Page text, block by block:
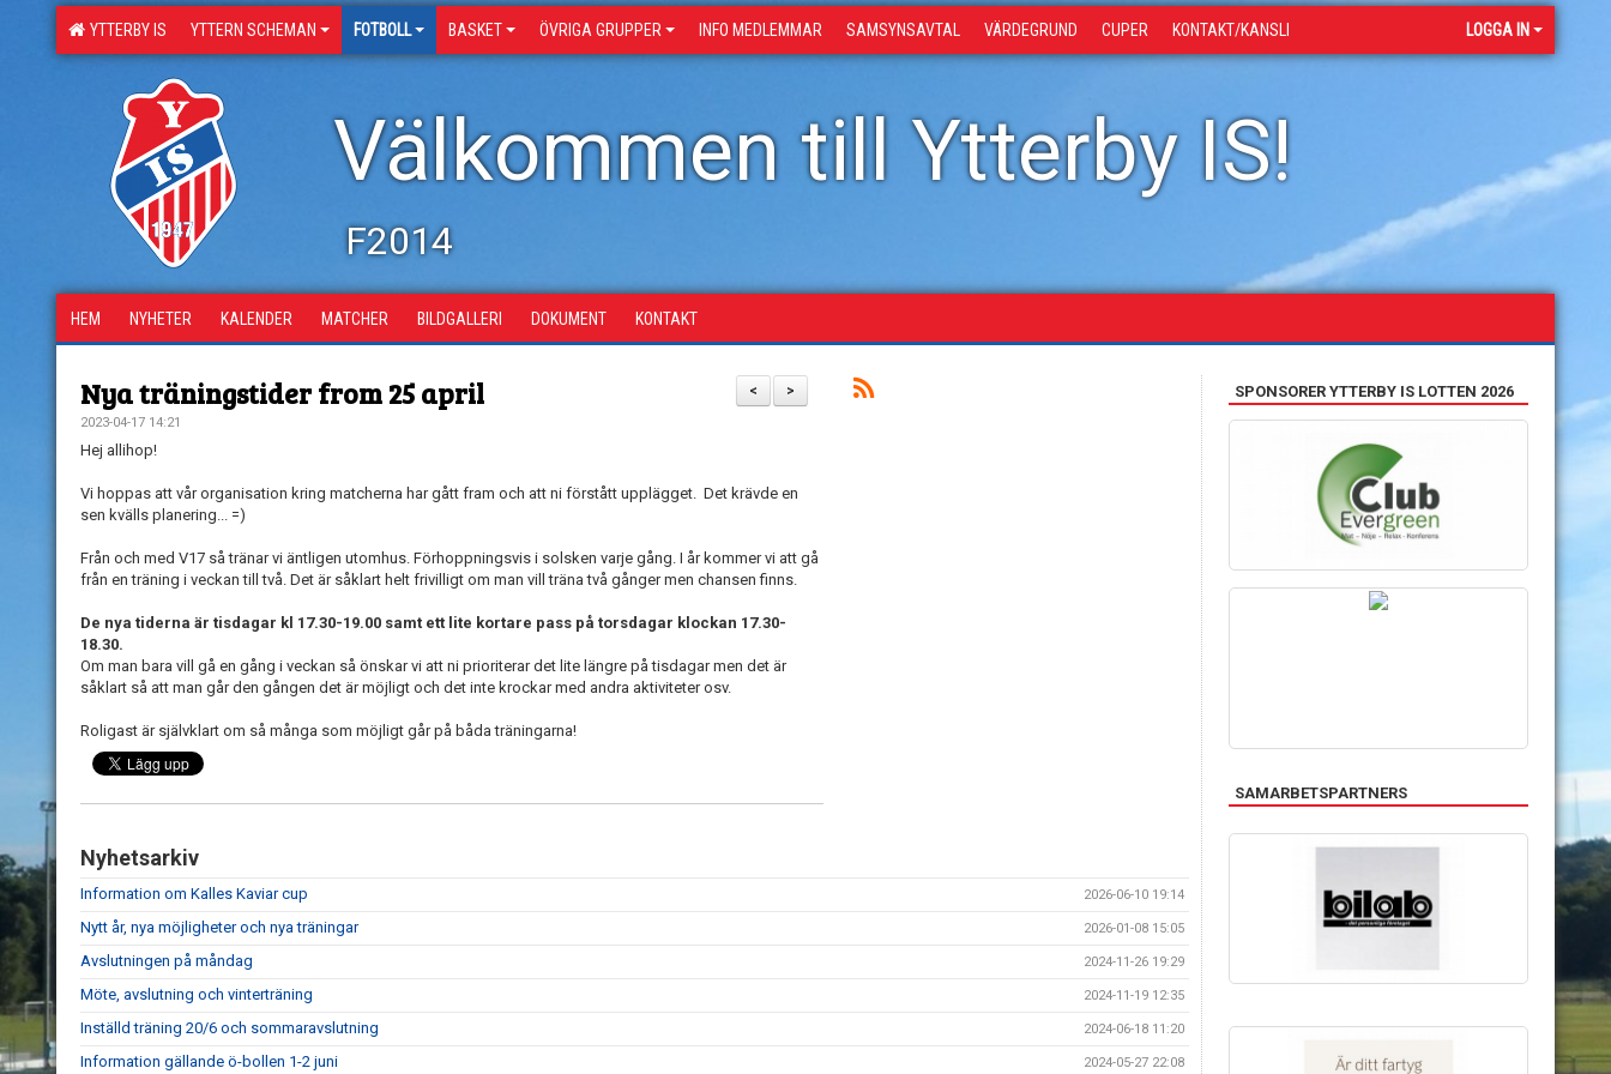
YTTERBY IS YTTERN SCHEMAN FOTBOLL BASKET ÖVRIGA GRUPPER INFO MEDLEMMAR SAMSYNSAVTAL VÄRDEGRUND CUPER KONTAKT/KANSLI LOGGA IN
Välkommen till Ytterby IS!
F2014
HEM NYHETER KALENDER MATCHER BILDGALLERI DOKUMENT KONTAKT
>
<
Nya träningstider from 25 april
2023-04-17 14:21
Hej allihop!
Vi hoppas att vår organisation kring matcherna har gått fram och att ni förstått upplägget. Det krävde en
sen kvälls planering... =)
Från och med V17 så tränar vi äntligen utomhus. Förhoppningsvis i solsken varje gång. I år kommer vi att gå
från en träning i veckan till två. Det är såklart helt frivilligt om man vill träna två gånger men chansen finns.
De nya tiderna är tisdagar kl 17.30-19.00 samt ett lite kortare pass på torsdagar klockan 17.30-
18.30.
Om man bara vill gå en gång i veckan så önskar vi att ni prioriterar det lite längre på tisdagar men det är
såklart så att man går den gången det är möjligt och det inte krockar med andra aktiviteter osv.
Roligast är självklart om så många som möjligt går på båda träningarna!
Nyhetsarkiv
Information om Kalles Kaviar cup 2026-06-10 19:14
Nytt år, nya möjligheter och nya träningar 2026-01-08 15:05
Avslutningen på måndag 2024-11-26 19:29
Möte, avslutning och vinterträning 2024-11-19 12:35
Inställd träning 20/6 och sommaravslutning 2024-06-18 11:20
Information gällande ö-bollen 1-2 juni 2024-05-27 22:08
SPONSORER YTTERBY IS LOTTEN 2026
SAMARBETSPARTNERS